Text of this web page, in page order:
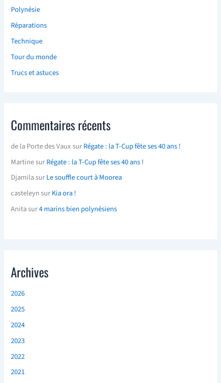
Polynésie
Réparations
Technique
Tour du monde
Trucs et astuces
Commentaires récents
de la Porte des VauxsurRégate : la T-Cup fête ses 40 ans !
MartinesurRégate : la T-Cup fête ses 40 ans !
DjamilasurLe souffle court à Moorea
casteleynsurKia ora !
Anitasur4 marins bien polynésiens
Archives
2026
2025
2024
2023
2022
2021